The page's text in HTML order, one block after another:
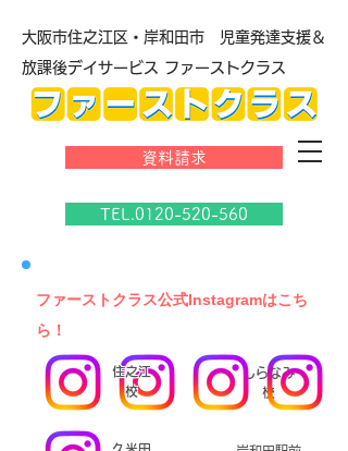
大阪市住之江区・岸和田市 児童発達支援＆
放課後デイサービス ファーストクラス
資料請求
TEL.0120-520-560
​ファーストクラス公式Instagramはこち
ら！
しらなみ
校
住之江
校